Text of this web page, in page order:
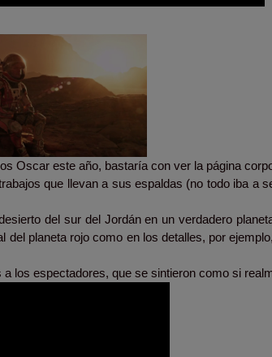
Oscar este año, bastaría con ver la página
que llevan a sus espaldas (no todo iba a
del sur del Jordán en un verdadero
planeta rojo como en los detalles, por
los espectadores, que se sintieron como si